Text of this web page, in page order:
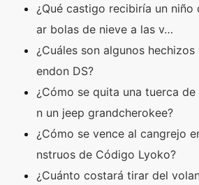
¿Qué castigo recibiría un niño
ar bolas de nieve a las v…
¿Cuáles son algunos
endon DS?
¿Cómo se quita una tuerca
n un jeep grandcherokee?
¿Cómo se vence al cangrejo
nstruos de Código Lyoko?
¿Cuánto costará tirar del